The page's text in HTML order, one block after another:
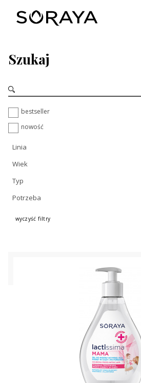
Szukaj
bestseller
nowość
Linia
Wiek
Typ
Potrzeba
wyczyść filtry